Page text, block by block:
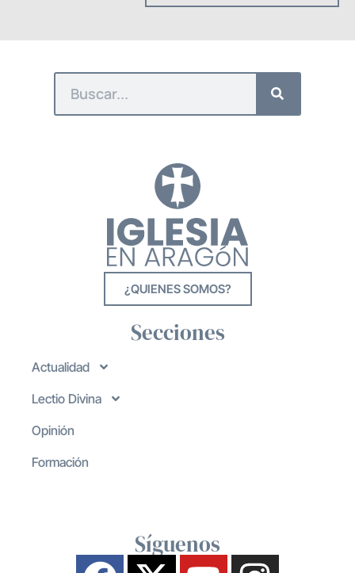
¿QUIENES SOMOS?
Secciones
Actualidad
Lectio Divina
Opinión
Formación
Síguenos